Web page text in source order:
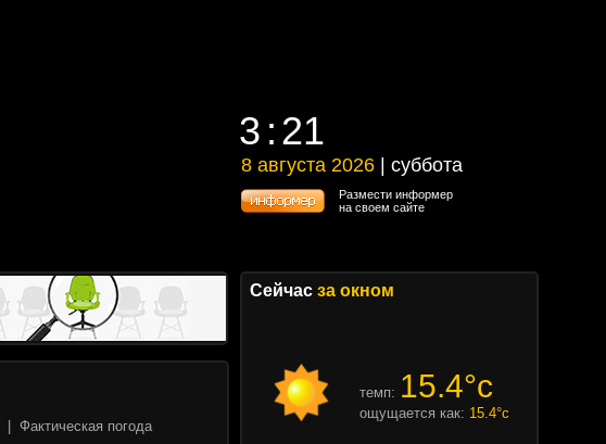
3 21
3 21
8 августа 2026 | суббота
8 августа 2026 | суббота
Размести информер
на своем сайте
Фактическая погода
Сейчас за окном
темп: 15.4°c
ощущается как: 15.4°c